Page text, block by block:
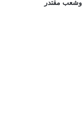
مقتدر